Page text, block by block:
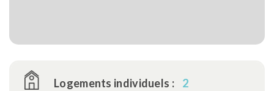
Logements individuels : 2